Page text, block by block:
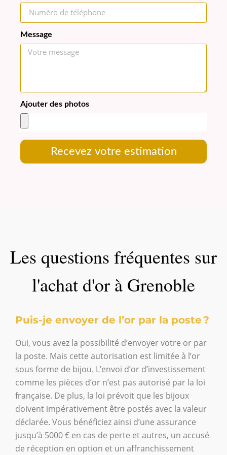
Message
Ajouter des photos
Recevez votre estimation
Les questions fréquentes sur
l'achat d'or à Grenoble
Puis-je envoyer de l’or par la poste ?
Oui, vous avez la possibilité d’envoyer votre or par
la poste. Mais cette autorisation est limitée à l’or
sous forme de bijou. L’envoi d’or d’investissement
comme les pièces d’or n’est pas autorisé par la loi
française. De plus, la loi prévoit que les bijoux
doivent impérativement être postés avec la valeur
déclarée. Vous bénéficiez ainsi d’une assurance
jusqu’à 5000 € en cas de perte et autres, un accusé
de réception en option et un affranchissement